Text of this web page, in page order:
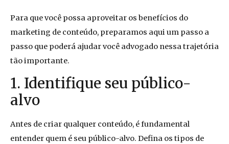
Para que você possa aproveitar os benefícios do
marketing de conteúdo, preparamos aqui um passo a
passo que poderá ajudar você advogado nessa trajetória
tão importante.
1. Identifique seu público-
alvo
Antes de criar qualquer conteúdo, é fundamental
entender quem é seu público-alvo. Defina os tipos de